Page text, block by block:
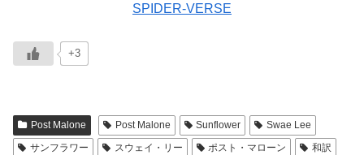
SPIDER-VERSE
+3
Post Malone Post Malone Sunflower
Swae Lee
サンフラワー
スウェイ・リー ポスト・マローン
和訳